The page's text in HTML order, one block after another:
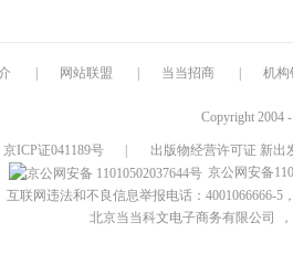
网站联盟 当当招商 机构
Copyright 2004
京ICP证041189号
出版物经营许可证 新出
京公网安备
互联网违法和不良信息举报电话：4001066666-5
北京当当科文电子商务有限公司